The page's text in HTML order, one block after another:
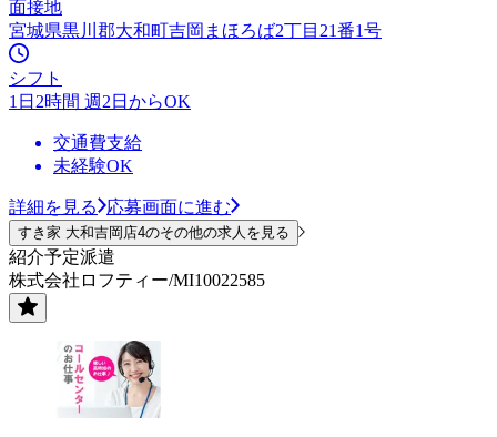
面接地
宮城県黒川郡大和町吉岡まほろば2丁目21番1号
シフト
1日2時間 週2日からOK
交通費支給
未経験OK
詳細を見る 応募画面に進む
すき家 大和吉岡店4のその他の求人を見る
紹介予定派遣
株式会社ロフティー/MI10022585